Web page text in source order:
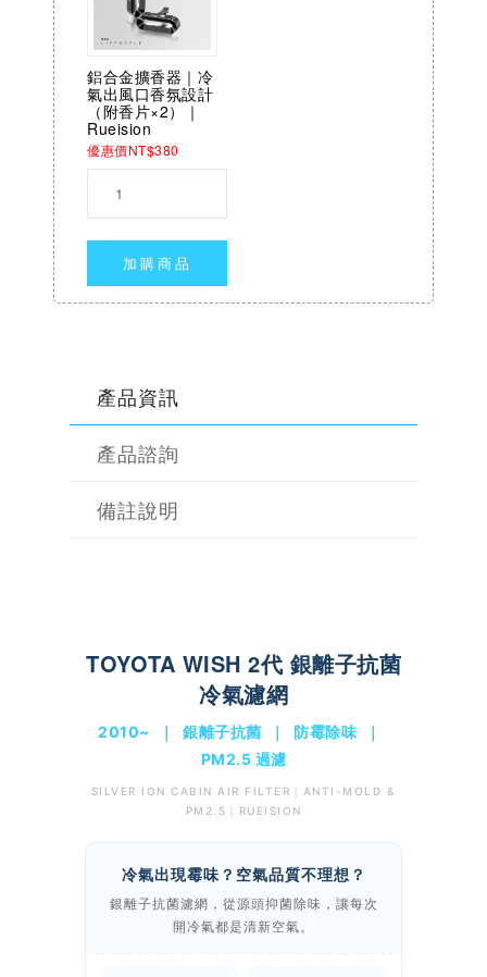
鋁合金擴香器｜冷
氣出風口香氛設計
（附香片×2）｜
Rueision
優惠價NT$380
加購商品
產品資訊
產品諮詢
備註說明
TOYOTA WISH 2代 銀離子抗菌
冷氣濾網
2010~ ｜ 銀離子抗菌 ｜ 防霉除味 ｜
PM2.5 過濾
SILVER ION CABIN AIR FILTER｜ANTI-MOLD &
PM2.5｜RUEISION
冷氣出現霉味？空氣品質不理想？
銀離子抗菌濾網，從源頭抑菌除味，讓每次
開冷氣都是清新空氣。